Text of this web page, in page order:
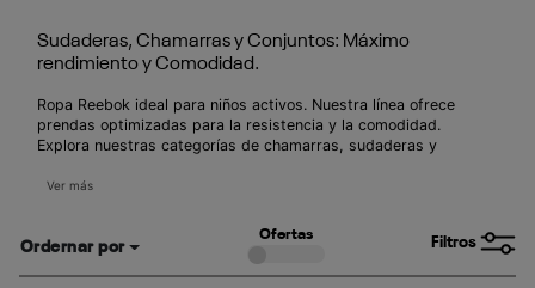
Sudaderas, Chamarras y Conjuntos: Máximo
rendimiento y Comodidad.
Ropa Reebok ideal para niños activos. Nuestra línea ofrece
prendas optimizadas para la resistencia y la comodidad.
Explora nuestras categorías de chamarras, sudaderas y
deportivo. Equipa a tu futuro campeón con la mejor ropa
Ver más
Filtros
Ofertas
Ordernar por